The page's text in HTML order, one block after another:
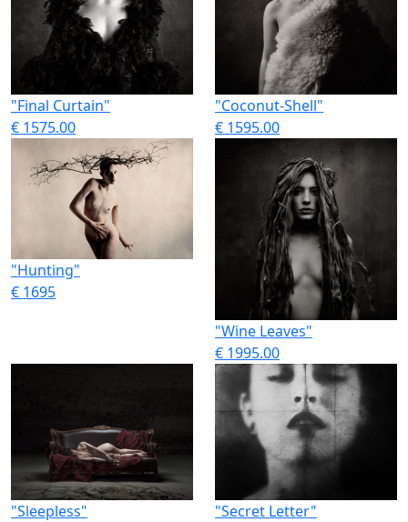
"Final Curtain"
€ 1575.00
"Coconut-Shell"
€ 1595.00
"Hunting"
€ 1695
"Wine Leaves"
€ 1995.00
"Sleepless"
"Secret Letter"